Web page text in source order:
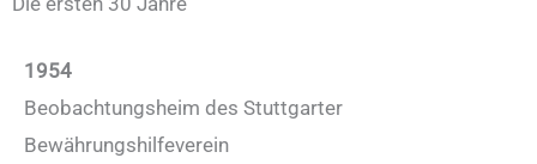
1954
Beobachtungsheim des Stuttgarter
Bewährungshilfeverein